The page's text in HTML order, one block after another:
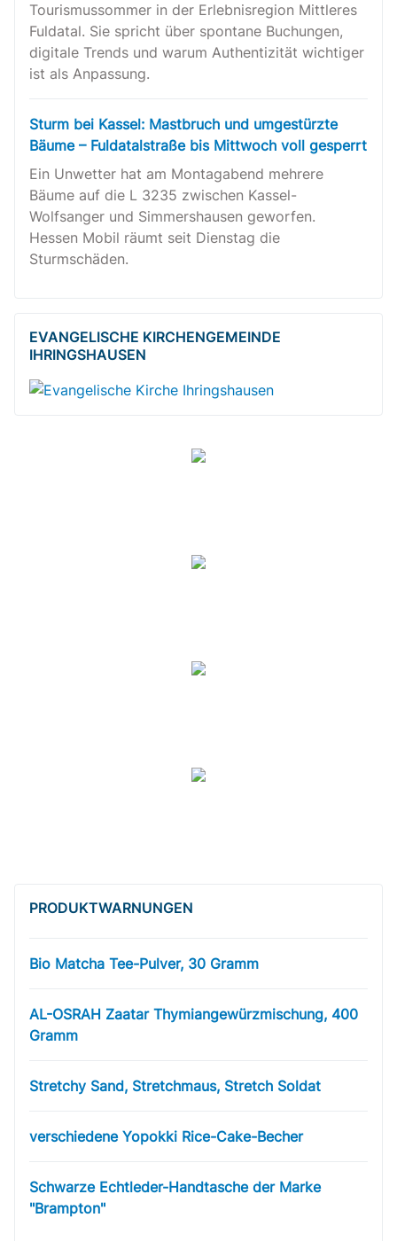
Tourismussommer in der Erlebnisregion Mittleres
Fuldatal. Sie spricht über spontane Buchungen,
digitale Trends und warum Authentizität wichtiger
ist als Anpassung.
Sturm bei Kassel: Mastbruch und umgestürzte
Bäume – Fuldatalstraße bis Mittwoch voll gesperrt
Ein Unwetter hat am Montagabend mehrere
Bäume auf die L 3235 zwischen Kassel-
Wolfsanger und Simmershausen geworfen.
Hessen Mobil räumt seit Dienstag die
Sturmschäden.
EVANGELISCHE KIRCHENGEMEINDE
IHRINGSHAUSEN
PRODUKT­WARNUNGEN
Bio Matcha Tee-Pulver, 30 Gramm
AL-OSRAH Zaatar Thymiangewürzmischung, 400
Gramm
Stretchy Sand, Stretchmaus, Stretch Soldat
verschiedene Yopokki Rice-Cake-Becher
Schwarze Echtleder-Handtasche der Marke
"Brampton"